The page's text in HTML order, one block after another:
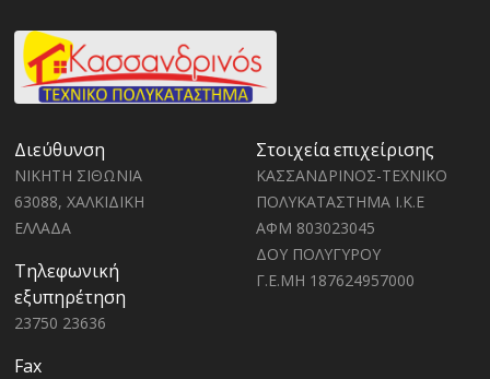
Διεύθυνση
ΝΙΚΗΤΗ ΣΙΘΩΝΙΑ
63088, ΧΑΛΚΙΔΙΚΗ
ΕΛΛΑΔΑ
Τηλεφωνική
εξυπηρέτηση
23750 23636
Fax
Στοιχεία επιχείρισης
ΚΑΣΣΑΝΔΡΙΝΟΣ-ΤΕΧΝΙΚΟ
ΠΟΛΥΚΑΤΑΣΤΗΜΑ Ι.Κ.Ε
ΑΦΜ 803023045
ΔΟΥ ΠΟΛΥΓΥΡΟΥ
Γ.Ε.ΜΗ 187624957000